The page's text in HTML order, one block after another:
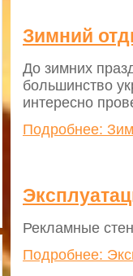
Зимний
До зимних
большинство
интересно
Подробнее:
Рекламные
Подробнее: